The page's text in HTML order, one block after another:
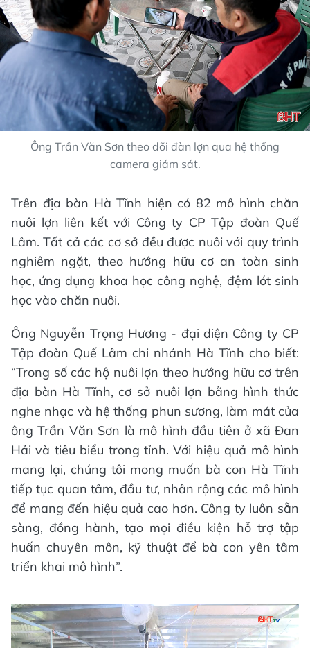
Ông Trần Văn Sơn theo dõi đàn lợn qua hệ thống
camera giám sát.
Trên địa bàn Hà Tĩnh hiện có 82 mô hình chăn
nuôi lợn liên kết với Công ty CP Tập đoàn Quế
Lâm. Tất cả các cơ sở đều được nuôi với quy trình
nghiêm ngặt, theo hướng hữu cơ an toàn sinh
học, ứng dụng khoa học công nghệ, đệm lót sinh
học vào chăn nuôi.
Ông Nguyễn Trọng Hương - đại diện Công ty CP
Tập đoàn Quế Lâm chi nhánh Hà Tĩnh cho biết:
“Trong số các hộ nuôi lợn theo hướng hữu cơ trên
địa bàn Hà Tĩnh, cơ sở nuôi lợn bằng hình thức
nghe nhạc và hệ thống phun sương, làm mát của
ông Trần Văn Sơn là mô hình đầu tiên ở xã Đan
Hải và tiêu biểu trong tỉnh. Với hiệu quả mô hình
mang lại, chúng tôi mong muốn bà con Hà Tĩnh
tiếp tục quan tâm, đầu tư, nhân rộng các mô hình
để mang đến hiệu quả cao hơn. Công ty luôn sẵn
sàng, đồng hành, tạo mọi điều kiện hỗ trợ tập
huấn chuyên môn, kỹ thuật để bà con yên tâm
triển khai mô hình”.